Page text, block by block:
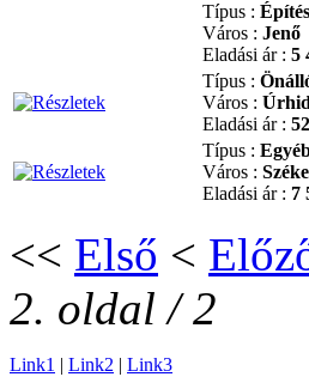
Típus :
Város : Jenő
Eladási ár : 5
Típus :
Város :
Eladási ár :
Típus :
Város :
Eladási ár : 7
<< Első <
2. oldal / 2
Link1 Link2 Link3